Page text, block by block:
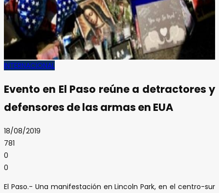
INTERNACIONAL
Evento en El Paso reúne a detractores y
defensores de las armas en EUA
18/08/2019
781
0
0
El Paso.- Una manifestación en Lincoln Park, en el centro-sur